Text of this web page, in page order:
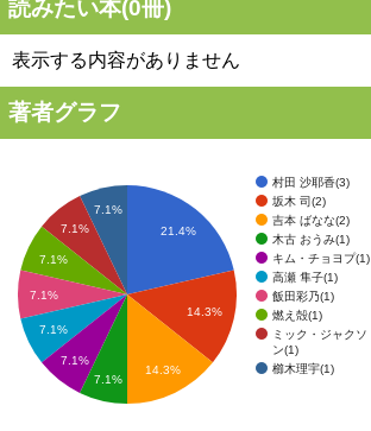
読みたい本(0冊)
表示する内容がありません
著者グラフ
村田 沙耶香(3)
坂木 司(2)
吉本 ばなな(2)
木古 おうみ(1)
キム・チョヨプ(1)
高瀬 隼子(1)
飯田彩乃(1)
燃え殻(1)
ミック・ジャクソ
ン(1)
櫛木理宇(1)
21.4%
14.3%
7.1%
7.1%
7.1%
7.1%
7.1%
7.1%
7.1%
14.3%